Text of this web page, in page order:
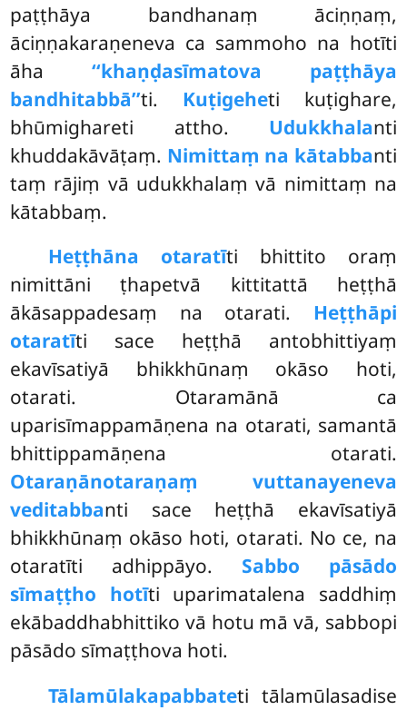
paṭṭhāya bandhanaṃ āciṇṇaṃ,
āciṇṇakaraṇeneva ca sammoho na hotīti
āha ‘‘khaṇḍasīmatova paṭṭhāya
bandhitabbā’’ti. Kuṭigeheti kuṭighare,
bhūmighareti attho. Udukkhalanti
khuddakāvāṭaṃ. Nimittaṃ na kātabbanti
taṃ rājiṃ vā udukkhalaṃ vā nimittaṃ na
kātabbaṃ.
Heṭṭhāna otaratīti bhittito oraṃ
nimittāni ṭhapetvā kittitattā heṭṭhā
ākāsappadesaṃ na otarati. Heṭṭhāpi
otaratīti sace heṭṭhā antobhittiyaṃ
ekavīsatiyā bhikkhūnaṃ okāso hoti,
otarati. Otaramānā ca
uparisīmappamāṇena na otarati, samantā
bhittippamāṇena otarati.
Otaraṇānotaraṇaṃ vuttanayeneva
veditabbanti sace heṭṭhā ekavīsatiyā
bhikkhūnaṃ okāso hoti, otarati. No ce, na
otaratīti adhippāyo. Sabbo pāsādo
sīmaṭṭho hotīti uparimatalena saddhiṃ
ekābaddhabhittiko vā hotu mā vā, sabbopi
pāsādo sīmaṭṭhova hoti.
Tālamūlakapabbateti tālamūlasadise